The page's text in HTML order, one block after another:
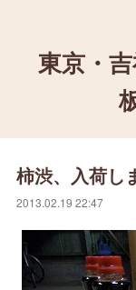
東京・
柿渋、入荷し
2013.02.19 22:47